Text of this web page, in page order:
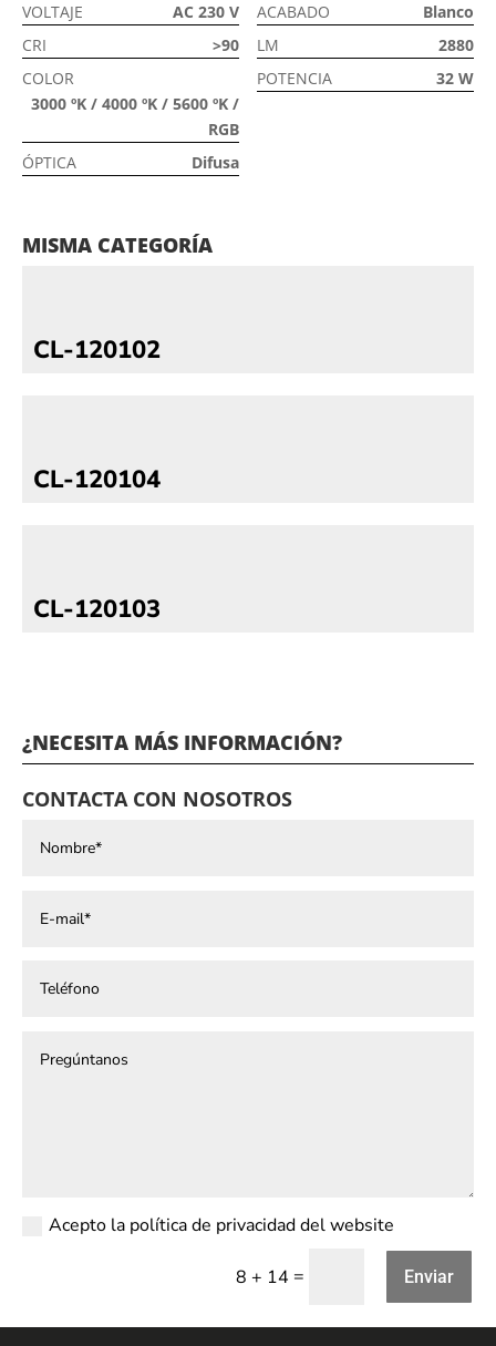
VOLTAJE
AC 230 V
CRI
>90
COLOR
3000 ºK / 4000 ºK / 5600 ºK /
RGB
ÓPTICA
Difusa
ACABADO
Blanco
LM
2880
POTENCIA
32 W
MISMA CATEGORÍA
CL-120102
CL-120104
CL-120103
¿NECESITA MÁS INFORMACIÓN?
CONTACTA CON NOSOTROS
Acepto la política de privacidad del website
8 + 14 = Enviar